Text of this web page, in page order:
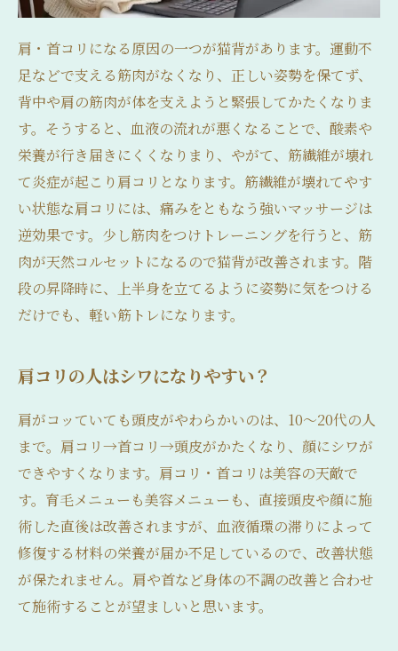
肩・首コリになる原因の一つが猫背があります。運動不
足などで支える筋肉がなくなり、正しい姿勢を保てず、
背中や肩の筋肉が体を支えようと緊張してかたくなりま
す。そうすると、血液の流れが悪くなることで、酸素や
栄養が行き届きにくくなりまり、やがて、筋繊維が壊れ
て炎症が起こり肩コリとなります。筋繊維が壊れてやす
い状態な肩コリには、痛みをともなう強いマッサージは
逆効果です。少し筋肉をつけトレーニングを行うと、筋
肉が天然コルセットになるので猫背が改善されます。階
段の昇降時に、上半身を立てるように姿勢に気をつける
だけでも、軽い筋トレになります。
肩コリの人はシワになりやすい？
肩がコッていても頭皮がやわらかいのは、10〜20代の人
まで。肩コリ→首コリ→頭皮がかたくなり、顔にシワが
できやすくなります。肩コリ・首コリは美容の天敵で
す。育毛メニューも美容メニューも、直接頭皮や顔に施
術した直後は改善されますが、血液循環の滞りによって
修復する材料の栄養が届か不足しているので、改善状態
が保たれません。肩や首など身体の不調の改善と合わせ
て施術することが望ましいと思います。